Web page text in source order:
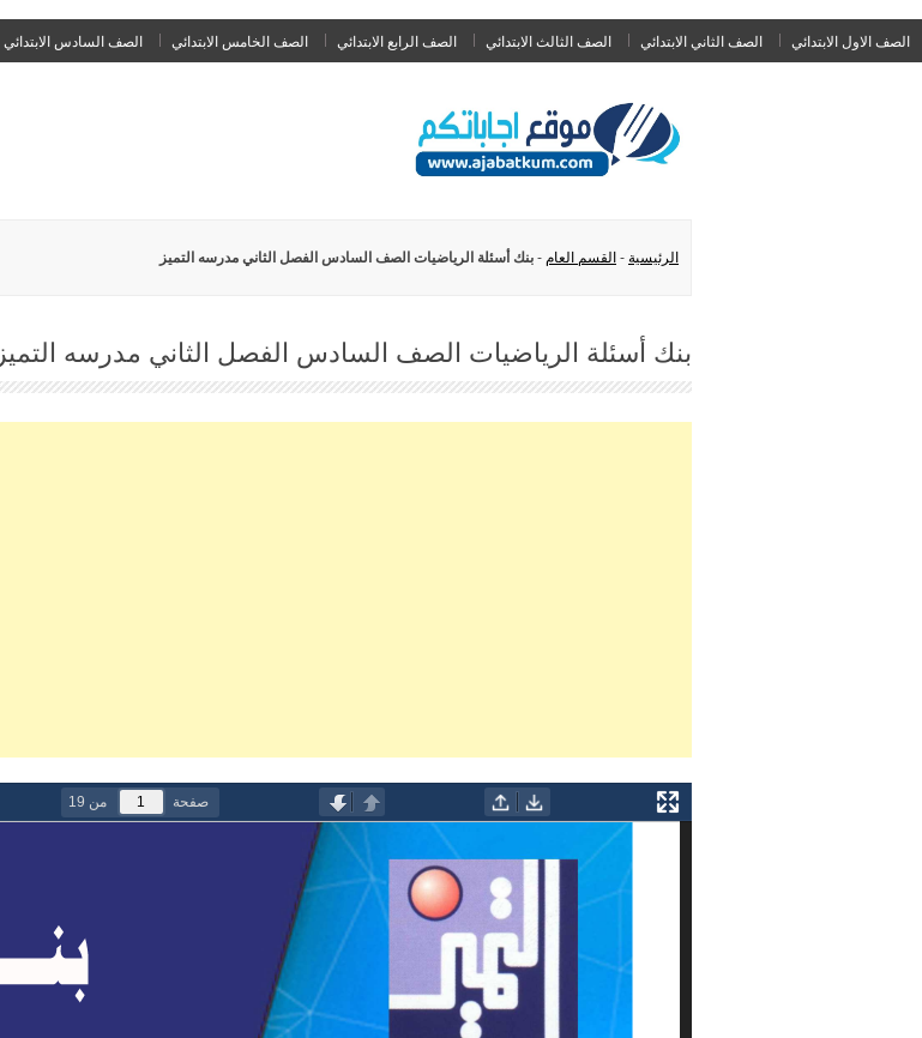
Skip
to
الصف الاول الابتدائي الصف الثاني الابتدائي الصف الثالث الابتدائي الصف الرابع الابتدائي الصف الخامس الابتدائي الصف السادس الابتدائي
الرئيسية - القسم العام - بنك أسئلة الرياضيات الصف السادس الفصل الثاني مدرسه التميز
بنك أسئلة الرياضيات الصف السادس الفصل الثاني مدرسه التميز